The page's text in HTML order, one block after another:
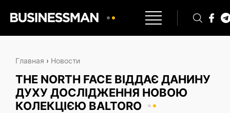
Главная › Новости
THE NORTH FACE ВІДДАЄ ДАНИНУ
ДУХУ ДОСЛІДЖЕННЯ НОВОЮ
КОЛЕКЦІЄЮ BALTORO